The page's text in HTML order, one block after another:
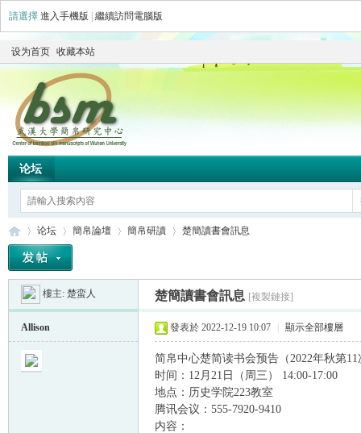
請選擇 進入手機版 繼續訪問電腦版
设为首页 收藏本站
论坛
»
论坛
›
簡帛論壇 簡帛研讀
›
楚簡讀書會訊息
樓主: 楚蛮人 楚簡讀書會訊息 [複製鏈接]
Allison 發表於 2022-12-19 10:07 顯示全部樓層
简帛中心楚简读书会预告（2022年秋第11
时间：12月21日（周三） 14:00-17:00
地点：历史学院223教室
腾讯会议：555-7920-9410
内容：